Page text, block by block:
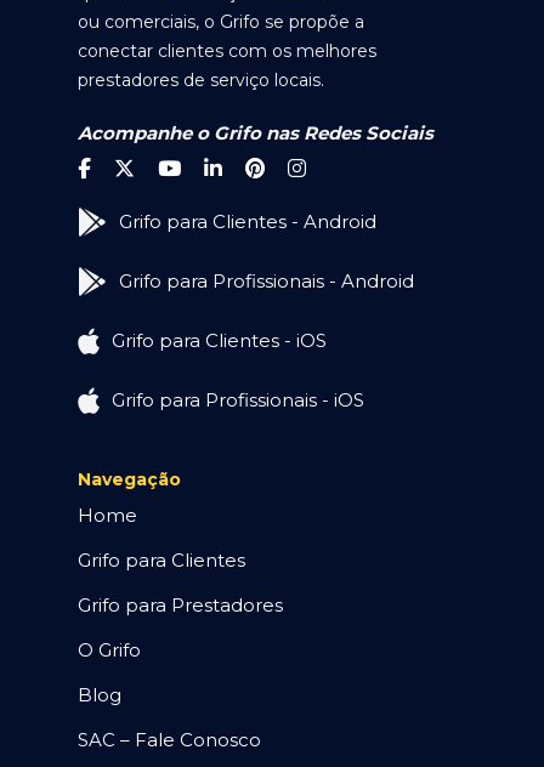
ou comerciais, o Grifo se propõe a
conectar clientes com os melhores
prestadores de serviço locais.
Acompanhe o Grifo nas Redes Sociais
Grifo para Clientes - Android
Grifo para Profissionais - Android
Grifo para Clientes - iOS
Grifo para Profissionais - iOS
Navegação
Home
Grifo para Clientes
Grifo para Prestadores
O Grifo
Blog
SAC – Fale Conosco